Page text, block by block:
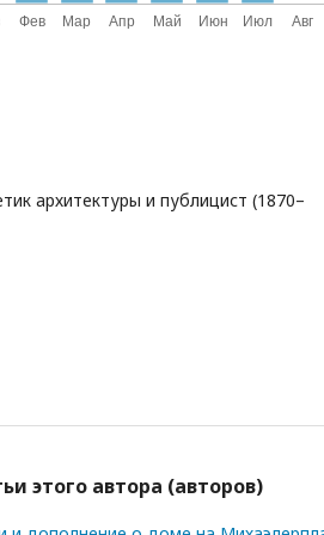
архитектуры и публицист (1870–
этого автора (авторов)